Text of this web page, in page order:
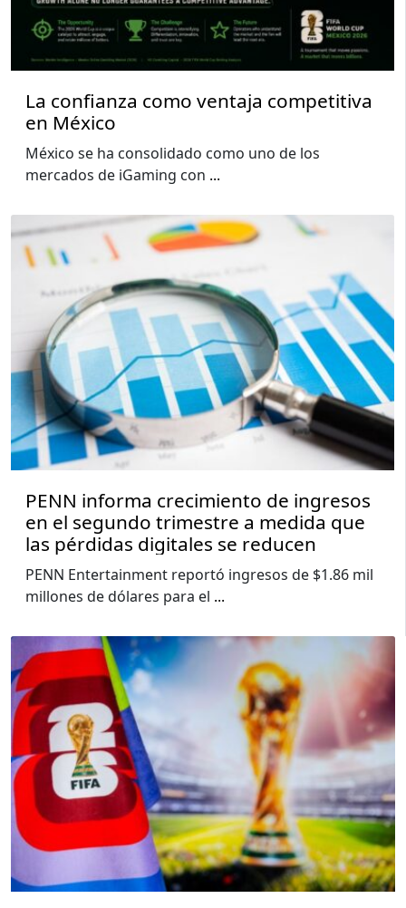
La confianza como ventaja competitiva
en México
México se ha consolidado como uno de los
mercados de iGaming con ...
PENN informa crecimiento de ingresos
en el segundo trimestre a medida que
las pérdidas digitales se reducen
PENN Entertainment reportó ingresos de $1.86 mil
millones de dólares para el ...